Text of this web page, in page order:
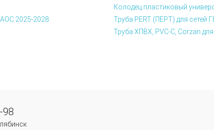
2025-2028
Колодец пластиковый
Труба PERT (ПЕРТ) для сетей
Труба ХПВХ, PVC-C, Corzan
98